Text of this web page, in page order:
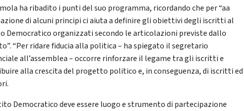
ha ribadito i punti del suo programma, ricordando che per “aa
di alcuni principi ci aiuta a definire gli obiettivi degli iscritti al
Democratico organizzati secondo le articolazioni previste dallo
“Per ridare fiducia alla politica – ha spiegato il segretario
all’assemblea – occorre rinforzare il legame tra gli iscritti e
alla crescita del progetto politico e, in conseguenza, di iscritti ed
Democratico deve essere luogo e strumento di partecipazione